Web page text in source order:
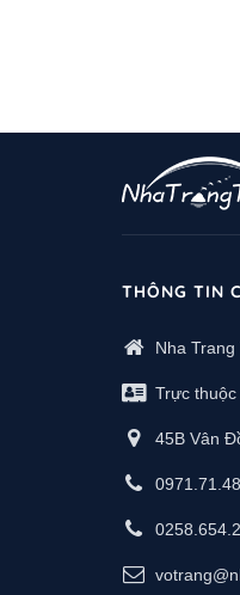
THÔNG TIN
Nha Trang
Trực thuộc
45B Vân